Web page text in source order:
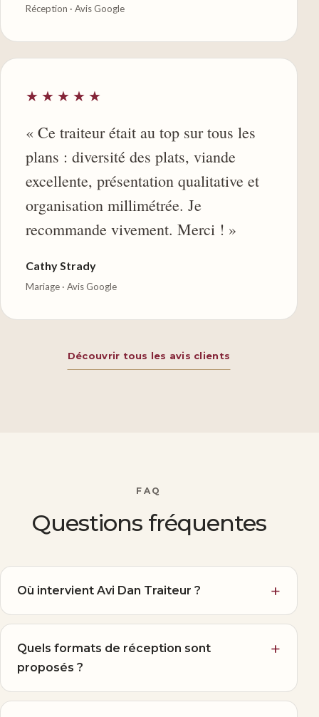
Réception · Avis Google
★★★★★
« Ce traiteur était au top sur tous les
plans : diversité des plats, viande
excellente, présentation qualitative et
organisation millimétrée. Je
recommande vivement. Merci ! »
Cathy Strady
Mariage · Avis Google
Découvrir tous les avis clients
FAQ
Questions fréquentes
Où intervient Avi Dan Traiteur ?
Quels formats de réception sont
proposés ?